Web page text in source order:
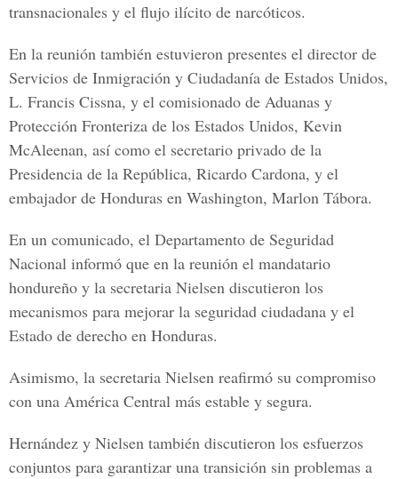
transnacionales y el flujo ilícito de narcóticos.
En la reunión también estuvieron presentes el director de
Servicios de Inmigración y Ciudadanía de Estados Unidos,
L. Francis Cissna, y el comisionado de Aduanas y
Protección Fronteriza de los Estados Unidos, Kevin
McAleenan, así como el secretario privado de la
Presidencia de la República, Ricardo Cardona, y el
embajador de Honduras en Washington, Marlon Tábora.
En un comunicado, el Departamento de Seguridad
Nacional informó que en la reunión el mandatario
hondureño y la secretaria Nielsen discutieron los
mecanismos para mejorar la seguridad ciudadana y el
Estado de derecho en Honduras.
Asimismo, la secretaria Nielsen reafirmó su compromiso
con una América Central más estable y segura.
Hernández y Nielsen también discutieron los esfuerzos
conjuntos para garantizar una transición sin problemas a